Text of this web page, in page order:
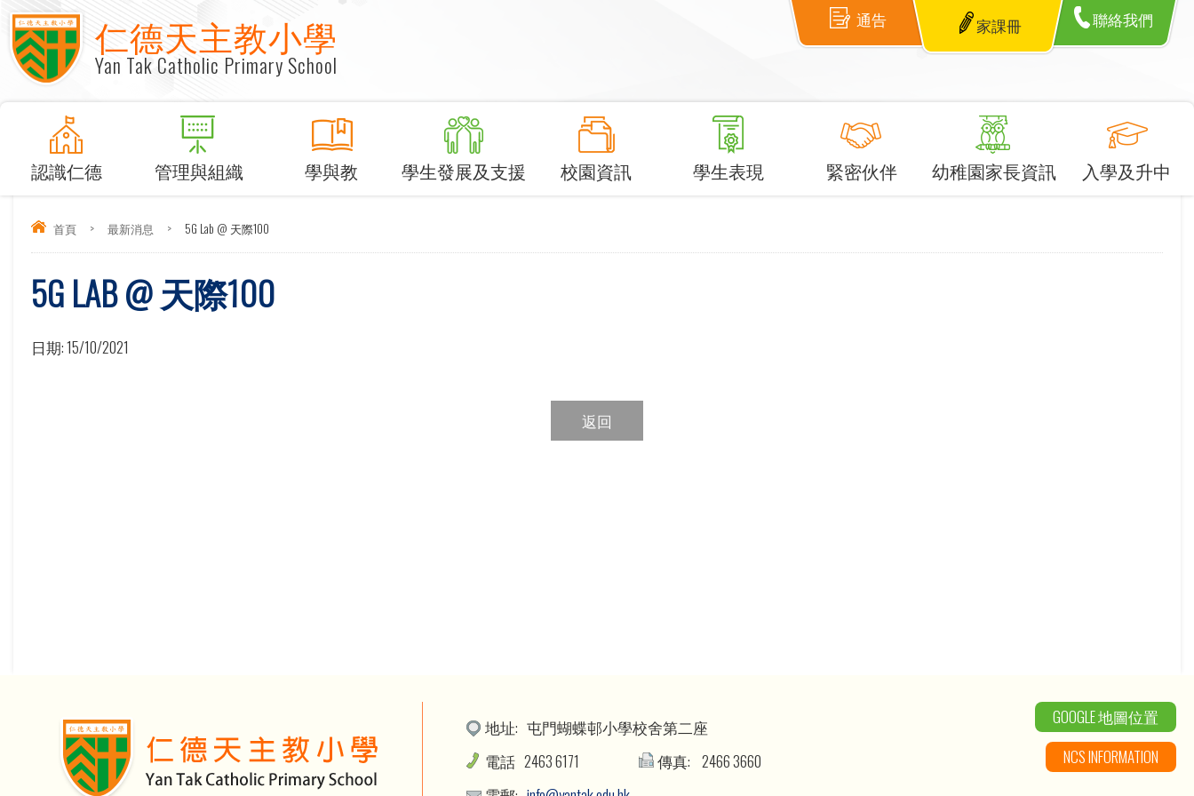
仁德天主教小學
Yan Tak Catholic Primary School
通告 家課冊 聯絡我們
認識仁德 管理與組織 學與教 學生發展及支援 校園資訊 學生表現 緊密伙伴 幼稚園家長資訊 入學及升中
首頁 > 最新消息 > 5G Lab @ 天際100
5G LAB @ 天際100
日期:15/10/2021
返回
地址: 屯門蝴蝶邨小學校舍第二座
電話 2463 6171 傳真: 2466 3660
GOOGLE 地圖位置
NCS INFORMATION